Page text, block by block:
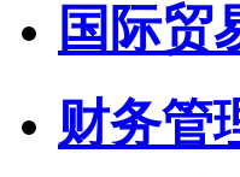
国际贸
财务管